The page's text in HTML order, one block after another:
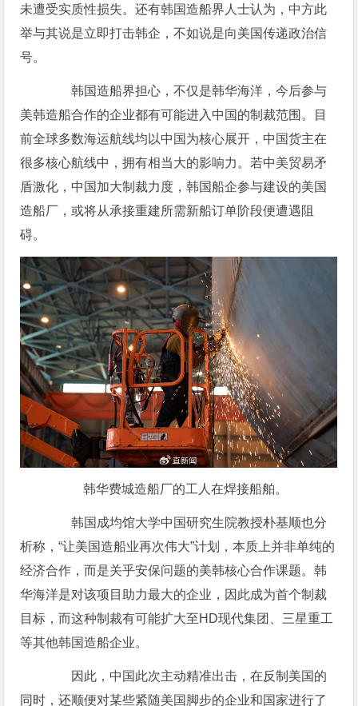
未遭受实质性损失。还有韩国造船界人士认为，中方此
举与其说是立即打击韩企，不如说是向美国传递政治信
号。
韩国造船界担心，不仅是韩华海洋，今后参与
美韩造船合作的企业都有可能进入中国的制裁范围。目
前全球多数海运航线均以中国为核心展开，中国货主在
很多核心航线中，拥有相当大的影响力。若中美贸易矛
盾激化，中国加大制裁力度，韩国船企参与建设的美国
造船厂，或将从承接重建所需新船订单阶段便遭遇阻
碍。
韩华费城造船厂的工人在焊接船舶。
韩国成均馆大学中国研究生院教授朴基顺也分
析称，“让美国造船业再次伟大”计划，本质上并非单纯的
经济合作，而是关乎安保问题的美韩核心合作课题。韩
华海洋是对该项目助力最大的企业，因此成为首个制裁
目标，而这种制裁有可能扩大至HD现代集团、三星重工
等其他韩国造船企业。
因此，中国此次主动精准出击，在反制美国的
同时，还顺便对某些紧随美国脚步的企业和国家进行了